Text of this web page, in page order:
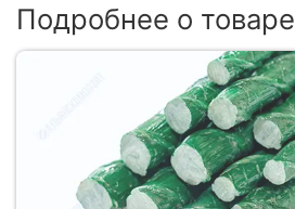
Подробнее о товаре